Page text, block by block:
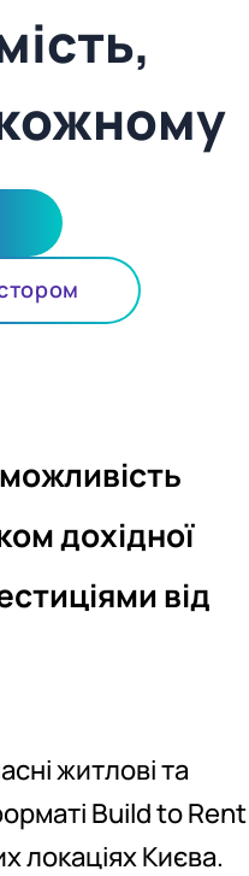
дохідної
від
житлові та
Build to Rent
локаціях Києва.